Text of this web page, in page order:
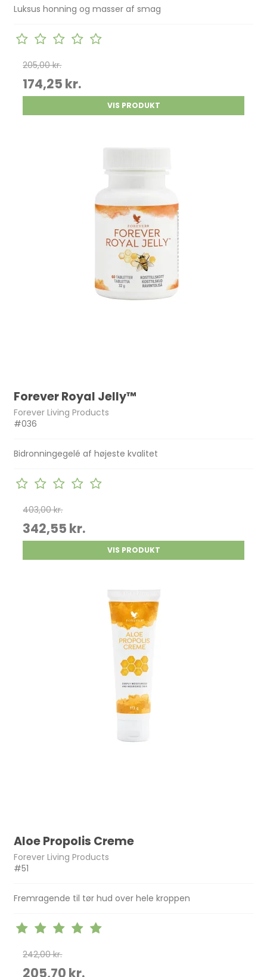
Luksus honning og masser af smag
205,00 kr.
174,25 kr.
VIS PRODUKT
Forever Royal Jelly™
Forever Living Products
#036
Bidronningegelé af højeste kvalitet
403,00 kr.
342,55 kr.
VIS PRODUKT
Aloe Propolis Creme
Forever Living Products
#51
Fremragende til tør hud over hele kroppen
242,00 kr.
205,70 kr.